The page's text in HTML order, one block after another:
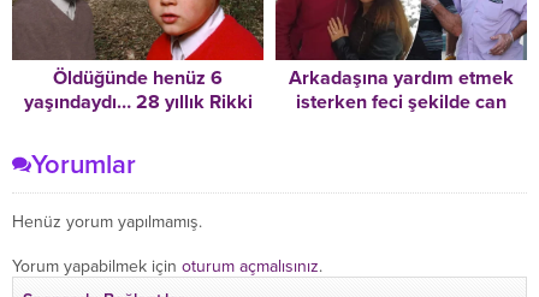
Öldüğünde henüz 6
yaşındaydı… 28 yıllık Rikki
parçası çözdü!
Arkadaşına yardım etmek
isterken feci şekilde can
Yorumlar
Henüz yorum yapılmamış.
Yorum yapabilmek için oturum açmalısınız.